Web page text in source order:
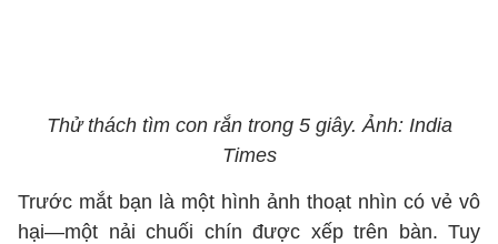
Thử thách tìm con rắn trong 5 giây. Ảnh: India
Times
Trước mắt bạn là một hình ảnh thoạt nhìn có vẻ vô
hại—một nải chuối chín được xếp trên bàn. Tuy